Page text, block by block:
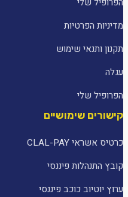
מדיניות הפרטיות
תקנון ותנאי שימוש
עגלה
הפרופיל שלי
קישורים שימושיים
כרטיס אשראי CLAL-PAY
קובץ התנהלות פיננסי
ערוץ יוטיוב כוכב פיננסי